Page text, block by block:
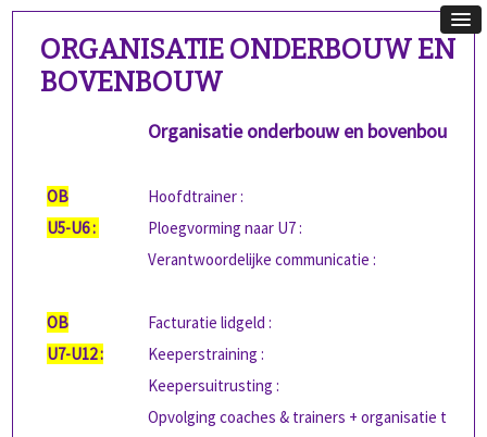
ORGANISATIE ONDERBOUW EN
BOVENBOUW
Organisatie onderbouw en bovenbouw
OB
Hoofdtrainer :
U5-U6 :
Ploegvorming naar U7 :
Verantwoordelijke communicatie :
OB
Facturatie lidgeld :
U7-U12 :
Keeperstraining :
Keepersuitrusting :
Opvolging coaches & trainers + organisatie